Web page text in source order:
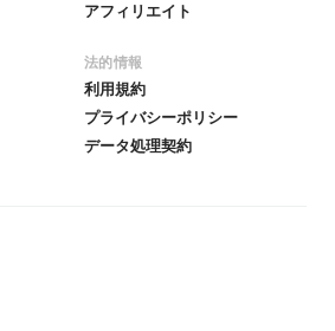
アフィリエイト
法的情報
利用規約
プライバシーポリシー
データ処理契約